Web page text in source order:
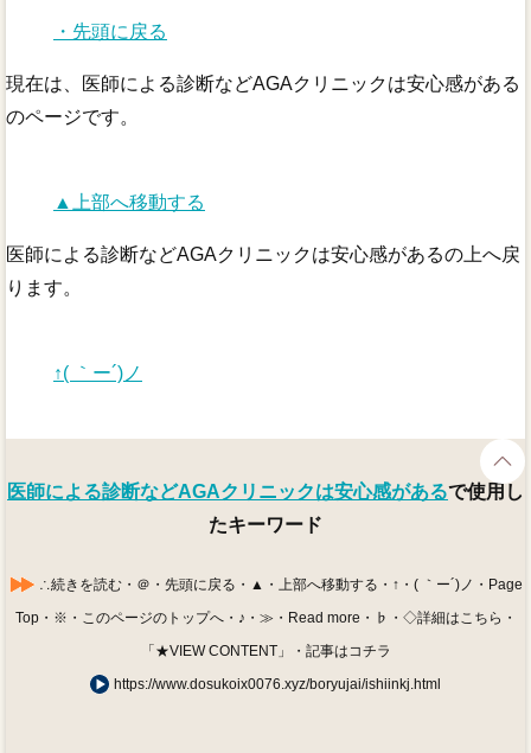
・先頭に戻る
現在は、医師による診断などAGAクリニックは安心感がある
のページです。
▲上部へ移動する
医師による診断などAGAクリニックは安心感があるの上へ戻
ります。
↑( ｀ー´)ノ
医師による診断などAGAクリニックは安心感があるで使用し
たキーワード
∴続きを読む・＠・先頭に戻る・▲・上部へ移動する・↑・( ｀ー´)ノ・Page
Top・※・このページのトップへ・♪・≫・Read more・♭・◇詳細はこちら・
「★VIEW CONTENT」・記事はコチラ
https://www.dosukoix0076.xyz/boryujai/ishiinkj.html